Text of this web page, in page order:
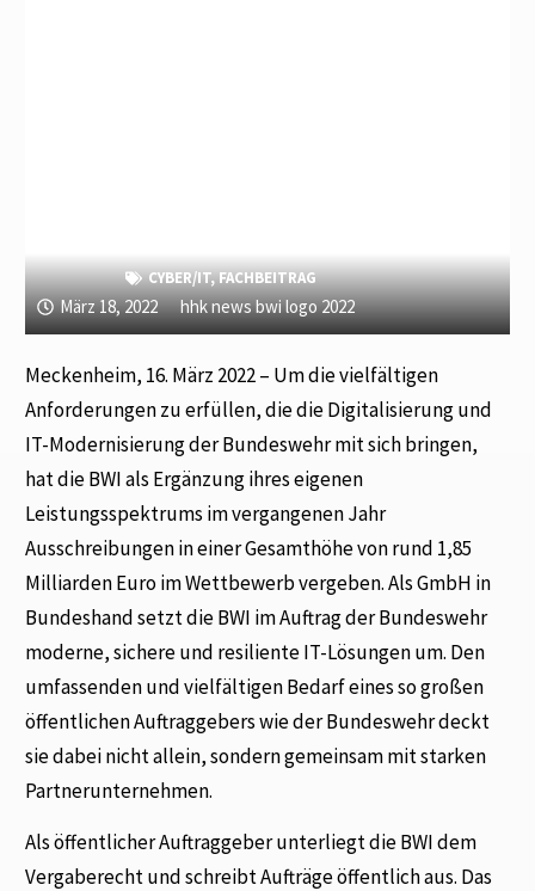
CYBER/IT,FACHBEITRAG
März 18, 2022 hhk news bwi logo 2022
Meckenheim, 16. März 2022 – Um die vielfältigen
Anforderungen zu erfüllen, die die Digitalisierung und
IT-Modernisierung der Bundeswehr mit sich bringen,
hat die BWI als Ergänzung ihres eigenen
Leistungsspektrums im vergangenen Jahr
Ausschreibungen in einer Gesamthöhe von rund 1,85
Milliarden Euro im Wettbewerb vergeben. Als GmbH in
Bundeshand setzt die BWI im Auftrag der Bundeswehr
moderne, sichere und resiliente IT-Lösungen um. Den
umfassenden und vielfältigen Bedarf eines so großen
öffentlichen Auftraggebers wie der Bundeswehr deckt
sie dabei nicht allein, sondern gemeinsam mit starken
Partnerunternehmen.
Als öffentlicher Auftraggeber unterliegt die BWI dem
Vergaberecht und schreibt Aufträge öffentlich aus. Das